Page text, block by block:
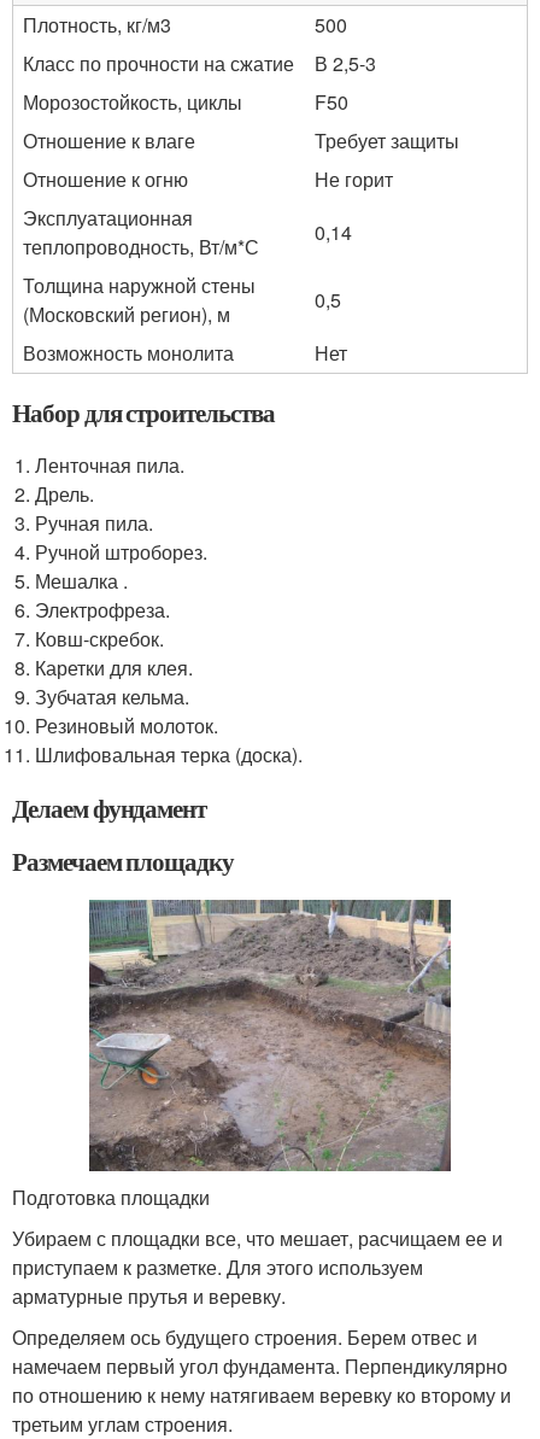
Плотность, кг/м3
500
Класс по прочности на сжатие
В 2,5-3
Морозостойкость, циклы
F50
Отношение к влаге
Требует защиты
Отношение к огню
Не горит
Эксплуатационная
теплопроводность, Вт/м*С
0,14
Толщина наружной стены
(Московский регион), м
0,5
Возможность монолита
Нет
Набор для строительства
Ленточная пила.
Дрель.
Ручная пила.
Ручной штроборез.
Мешалка .
Электрофреза.
Ковш-скребок.
Каретки для клея.
Зубчатая кельма.
Резиновый молоток.
Шлифовальная терка (доска).
Делаем фундамент
Размечаем площадку
Подготовка площадки
Убираем с площадки все, что мешает, расчищаем ее и
приступаем к разметке. Для этого используем
арматурные прутья и веревку.
Определяем ось будущего строения. Берем отвес и
намечаем первый угол фундамента. Перпендикулярно
по отношению к нему натягиваем веревку ко второму и
третьим углам строения.